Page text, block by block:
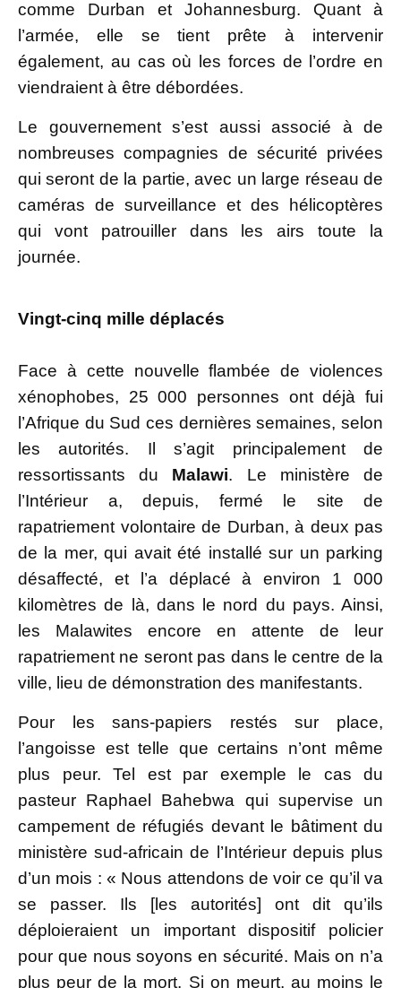
comme Durban et Johannesburg. Quant à
l’armée, elle se tient prête à intervenir
également, au cas où les forces de l’ordre en
viendraient à être débordées.
Le gouvernement s’est aussi associé à de
nombreuses compagnies de sécurité privées
qui seront de la partie, avec un large réseau de
caméras de surveillance et des hélicoptères
qui vont patrouiller dans les airs toute la
journée.
Vingt-cinq mille déplacés
Face à cette nouvelle flambée de violences
xénophobes, 25 000 personnes ont déjà fui
l’Afrique du Sud ces dernières semaines, selon
les autorités. Il s’agit principalement de
ressortissants du Malawi. Le ministère de
l’Intérieur a, depuis, fermé le site de
rapatriement volontaire de Durban, à deux pas
de la mer, qui avait été installé sur un parking
désaffecté, et l’a déplacé à environ 1 000
kilomètres de là, dans le nord du pays. Ainsi,
les Malawites encore en attente de leur
rapatriement ne seront pas dans le centre de la
ville, lieu de démonstration des manifestants.
Pour les sans-papiers restés sur place,
l’angoisse est telle que certains n’ont même
plus peur. Tel est par exemple le cas du
pasteur Raphael Bahebwa qui supervise un
campement de réfugiés devant le bâtiment du
ministère sud-africain de l’Intérieur depuis plus
d’un mois : « Nous attendons de voir ce qu’il va
se passer. Ils [les autorités] ont dit qu’ils
déploieraient un important dispositif policier
pour que nous soyons en sécurité. Mais on n’a
plus peur de la mort. Si on meurt, au moins le